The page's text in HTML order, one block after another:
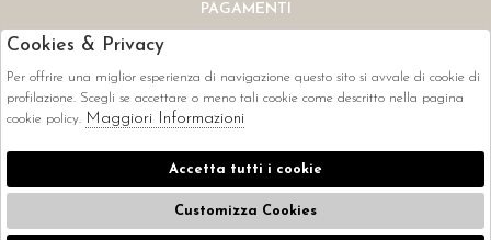
PAGAMENTI
CORRIERI
Cookies & Privacy
Per offrire una miglior esperienza di navigazione questo sito si avvale di cookie di
profilazione. Scegli se accettare o meno tali cookie come descritto nella pagina
cookie policy. Maggiori Informazioni
Accetta tutti i cookie
Customizza Cookies